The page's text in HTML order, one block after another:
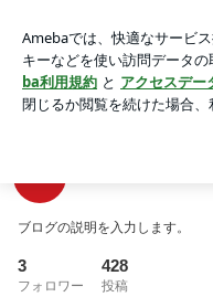
アプリをダウンロードして
ょう。
ブログの説明を入力します。
3
フォロワー
428
投稿